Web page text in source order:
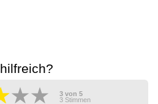
3 von 5
3 Stimmen